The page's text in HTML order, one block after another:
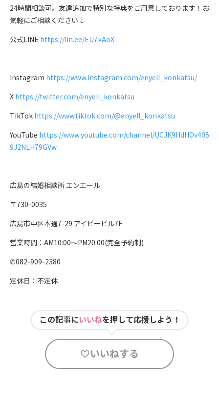
24時間相談可。友達追加で特別な特典をご用意しております！お
気軽にご相談ください↓
公式LINE https://lin.ee/EU7kAoX
Instagram https://www.instagram.com/enyell_konkatsu/
X https://twitter.com/enyell_konkatsu
TikTok https://www.tiktok.com/@enyell_konkatsu
YouTube https://www.youtube.com/channel/UCJK9HdHOv405
9J2NLH79GVw
広島の結婚相談所 エンエール
〒730-0035
広島市中区本通7-29 アイビービル7F
営業時間：AM10:00〜PM20:00(完全予約制)
✆082-909-2380
定休日：不定休
この記事にいいねを押して応援しよう！
いいねする